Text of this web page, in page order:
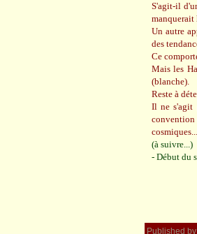
S'agit-il
manquerait
Un autre
des
Ce
Mais les
(blanche).
Reste à
Il ne s'agit
convention
cosmiques...
(à suivre...)
- Début du
Published